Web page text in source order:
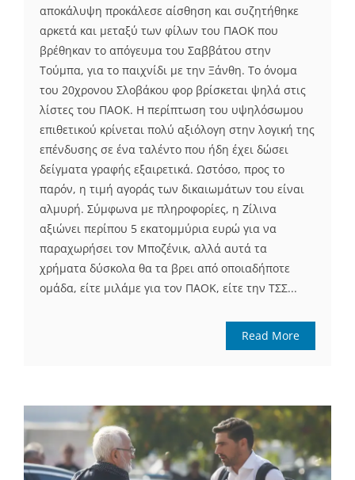
αποκάλυψη προκάλεσε αίσθηση και συζητήθηκε
αρκετά και μεταξύ των φίλων του ΠΑΟΚ που
βρέθηκαν το απόγευμα του Σαββάτου στην
Τούμπα, για το παιχνίδι με την Ξάνθη. Το όνομα
του 20χρονου Σλοβάκου φορ βρίσκεται ψηλά στις
λίστες του ΠΑΟΚ. Η περίπτωση του υψηλόσωμου
επιθετικού κρίνεται πολύ αξιόλογη στην λογική της
επένδυσης σε ένα ταλέντο που ήδη έχει δώσει
δείγματα γραφής εξαιρετικά. Ωστόσο, προς το
παρόν, η τιμή αγοράς των δικαιωμάτων του είναι
αλμυρή. Σύμφωνα με πληροφορίες, η Ζίλινα
αξιώνει περίπου 5 εκατομμύρια ευρώ για να
παραχωρήσει τον Μποζένικ, αλλά αυτά τα
χρήματα δύσκολα θα τα βρει από οποιαδήποτε
ομάδα, είτε μιλάμε για τον ΠΑΟΚ, είτε την ΤΣΣ...
Read More